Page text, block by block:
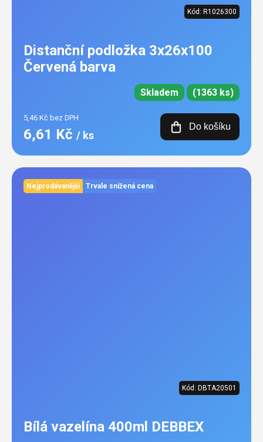
Kód: R1026300
Distanční podložka 3x26x100
Červená barva
Skladem (1363 ks)
5,46 Kč bez DPH
6,61 Kč / ks
Do košíku
Nejprodávanější Trvale snížená cena
Kód: DBTA20501
Bílá vazelína 400ml DEBBEX